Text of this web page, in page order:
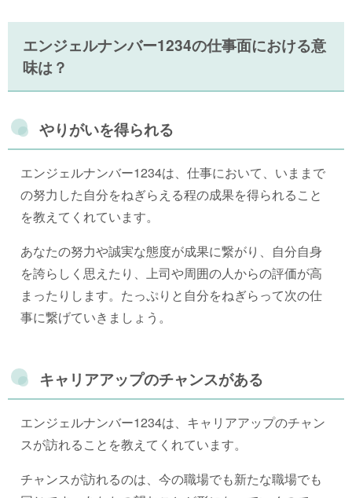
エンジェルナンバー1234の仕事面における意
味は？
やりがいを得られる
エンジェルナンバー1234は、仕事において、いままで
の努力した自分をねぎらえる程の成果を得られること
を教えてくれています。
あなたの努力や誠実な態度が成果に繋がり、自分自身
を誇らしく思えたり、上司や周囲の人からの評価が高
まったりします。たっぷりと自分をねぎらって次の仕
事に繋げていきましょう。
キャリアアップのチャンスがある
エンジェルナンバー1234は、キャリアアップのチャン
スが訪れることを教えてくれています。
チャンスが訪れるのは、今の職場でも新たな職場でも